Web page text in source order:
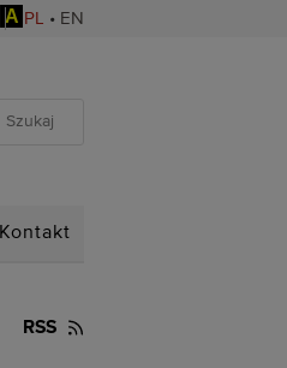
A PL • EN
Kontakt
RSS